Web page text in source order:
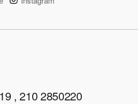
, 210 2850220